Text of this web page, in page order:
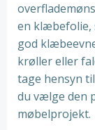
en klæbefolie,
god
krøller eller
tage hensyn
du vælge den
møbelprojekt.